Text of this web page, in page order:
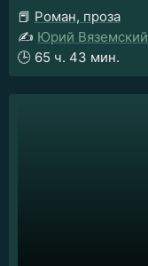
📕 Роман, проза
✍️ Юрий Вяземский
🕒 65 ч. 43 мин.